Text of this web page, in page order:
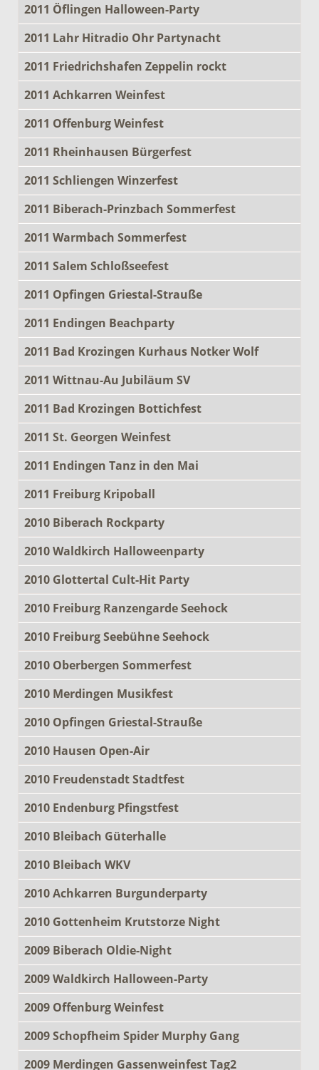
2011 Öflingen Halloween-Party
2011 Lahr Hitradio Ohr Partynacht
2011 Friedrichshafen Zeppelin rockt
2011 Achkarren Weinfest
2011 Offenburg Weinfest
2011 Rheinhausen Bürgerfest
2011 Schliengen Winzerfest
2011 Biberach-Prinzbach Sommerfest
2011 Warmbach Sommerfest
2011 Salem Schloßseefest
2011 Opfingen Griestal-Strauße
2011 Endingen Beachparty
2011 Bad Krozingen Kurhaus Notker Wolf
2011 Wittnau-Au Jubiläum SV
2011 Bad Krozingen Bottichfest
2011 St. Georgen Weinfest
2011 Endingen Tanz in den Mai
2011 Freiburg Kripoball
2010 Biberach Rockparty
2010 Waldkirch Halloweenparty
2010 Glottertal Cult-Hit Party
2010 Freiburg Ranzengarde Seehock
2010 Freiburg Seebühne Seehock
2010 Oberbergen Sommerfest
2010 Merdingen Musikfest
2010 Opfingen Griestal-Strauße
2010 Hausen Open-Air
2010 Freudenstadt Stadtfest
2010 Endenburg Pfingstfest
2010 Bleibach Güterhalle
2010 Bleibach WKV
2010 Achkarren Burgunderparty
2010 Gottenheim Krutstorze Night
2009 Biberach Oldie-Night
2009 Waldkirch Halloween-Party
2009 Offenburg Weinfest
2009 Schopfheim Spider Murphy Gang
2009 Merdingen Gassenweinfest Tag2